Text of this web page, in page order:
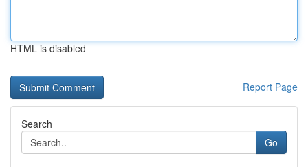
HTML is disabled
Report Page
Search
Go